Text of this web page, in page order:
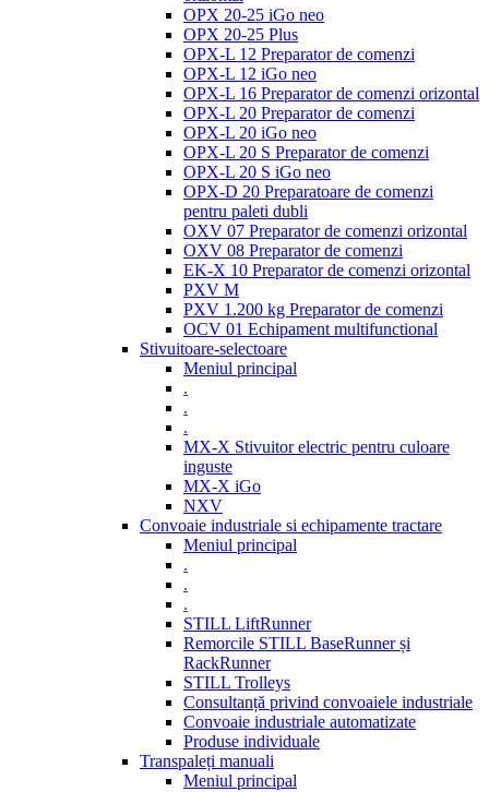
OPX 20-25 iGo neo
OPX 20-25 Plus
OPX-L 12 Preparator de comenzi
OPX-L 12 iGo neo
OPX-L 16 Preparator de comenzi orizontal
OPX-L 20 Preparator de comenzi
OPX-L 20 iGo neo
OPX-L 20 S Preparator de comenzi
OPX-L 20 S iGo neo
OPX-D 20 Preparatoare de comenzi
pentru paleti dubli
OXV 07 Preparator de comenzi orizontal
OXV 08 Preparator de comenzi
EK-X 10 Preparator de comenzi orizontal
PXV M
PXV 1.200 kg Preparator de comenzi
OCV 01 Echipament multifunctional
Stivuitoare-selectoare
Meniul principal
.
.
.
MX-X Stivuitor electric pentru culoare
inguste
MX-X iGo
NXV
Convoaie industriale si echipamente tractare
Meniul principal
.
.
.
STILL LiftRunner
Remorcile STILL BaseRunner și
RackRunner
STILL Trolleys
Consultanță privind convoaiele industriale
Convoaie industriale automatizate
Produse individuale
Transpaleți manuali
Meniul principal